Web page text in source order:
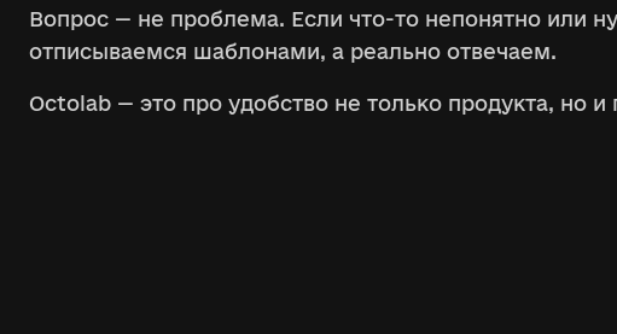
Вопрос — не проблема. Если что-то непонятно или
отписываемся шаблонами, а реально отвечаем.
Octolab — это про удобство не только продукта, но